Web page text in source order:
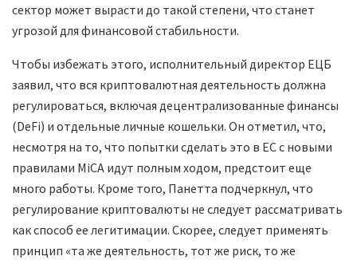
сектор может вырасти до такой степени, что станет
угрозой для финансовой стабильности.
Чтобы избежать этого, исполнительный директор ЕЦБ
заявил, что вся криптовалютная деятельность должна
регулироваться, включая децентрализованные финансы
(DeFi) и отдельные личные кошельки. Он отметил, что,
несмотря на то, что попытки сделать это в ЕС с новыми
правилами MiCA идут полным ходом, предстоит еще
много работы. Кроме того, Панетта подчеркнул, что
регулирование криптовалюты не следует рассматривать
как способ ее легитимации. Скорее, следует применять
принцип «та же деятельность, тот же риск, то же